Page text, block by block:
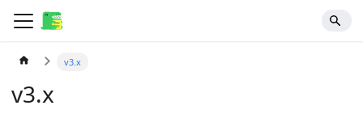
v3.x
v3.x